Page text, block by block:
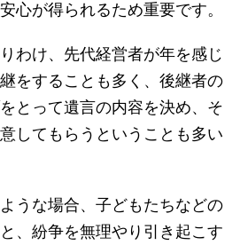
心が得られるため重要です。
わけ、先代経営者が年を感じ
をすることも多く、後継者の
とって遺言の内容を決め、そ
してもらうということも多い
うな場合、子どもたちなどの
、紛争を無理やり引き起こす